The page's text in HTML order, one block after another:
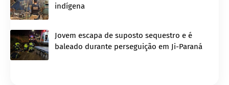
indígena
Jovem escapa de suposto sequestro e é
baleado durante perseguição em Ji-Paraná